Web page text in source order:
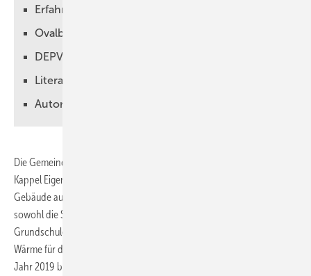
Erfahrungen aus Sicht des Auftraggebers
Ovalbehälter mit optimierter Geometrie
DEPV-Broschüre zur Holzpellet-Lagerung
Literatur
Autor
Die Gemeinde Niedereschach, Schwarzwald-Baar-Kreis, ist im Ortsteil
Kappel Eigentümerin einer Gruppe eng zusammenstehender
Gebäude aus verschiedenen Architekturepochen. Dazu gehören
sowohl die Schlossberghalle (ein Mehrzwecksaal) als auch die
Grundschule, der Kindergarten und das Feuerwehrgerätehaus. Die
Wärme für das Ensemble lieferte 18 Jahre lang eine Ölheizung, die im
Jahr 2019 bei der energetischen Sanierung der gesamten